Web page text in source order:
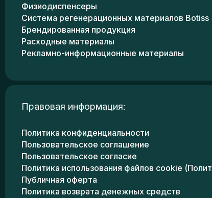
Физиодиспенсеры
Система регенерационных материалов Botiss
Брендированная продукция
Расходные материалы
Рекламно-информационные материалы
Правовая информация:
Политика конфиденциальности
Пользовательское соглашение
Пользовательское согласие
Политика использования файлов cookie
Публичная оферта
Политика возврата денежных средств